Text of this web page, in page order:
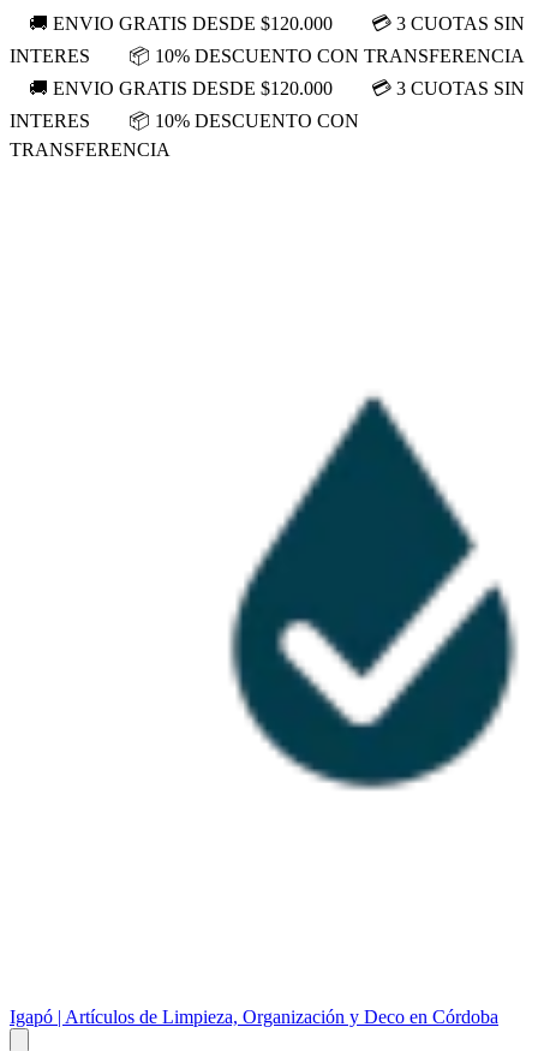
🚚 ENVIO GRATIS DESDE $120.000
💳 3 CUOTAS SIN
INTERES
📦 10% DESCUENTO CON TRANSFERENCIA
🚚 ENVIO GRATIS DESDE $120.000
💳 3 CUOTAS SIN
INTERES
📦 10% DESCUENTO CON
TRANSFERENCIA
Igapó | Artículos de Limpieza, Organización y Deco en Córdoba